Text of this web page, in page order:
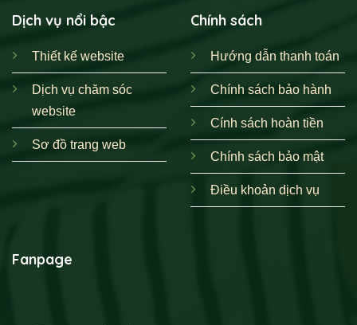
Dịch vụ nổi bậc
Thiết kế website
Dịch vụ chăm sóc
website
Sơ đồ trang web
Chính sách
Hướng dẫn thanh toán
Chính sách bảo hành
Cính sách hoàn tiền
Chính sách bảo mật
Điều khoản dịch vụ
Fanpage